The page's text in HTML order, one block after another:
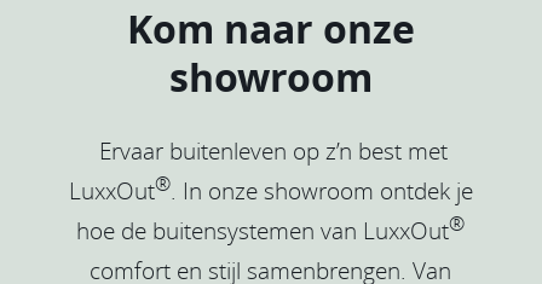
Kom naar onze
showroom
Ervaar buitenleven op z’n best met
LuxxOut®. In onze showroom ontdek je
hoe de buitensystemen van LuxxOut®
comfort en stijl samenbrengen. Van